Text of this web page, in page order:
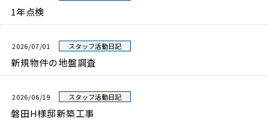
1年点検
2026/07/01 スタッフ活動日記
新規物件の地盤調査
2026/06/19 スタッフ活動日記
磐田H様邸新築工事